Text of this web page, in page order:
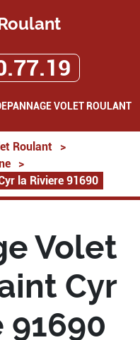
VOLET ROULANT
Roulant
>
>
la Riviere 91690
Volet
Cyr
91690